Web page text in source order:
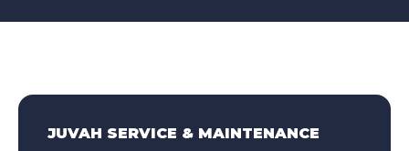
JUVAH SERVICE & MAINTENANCE